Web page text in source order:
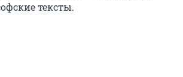
тексты.